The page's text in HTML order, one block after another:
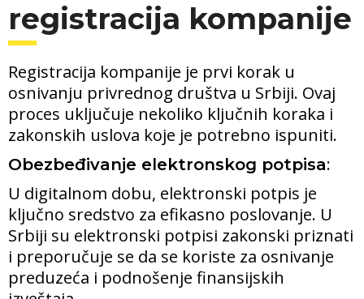
registracija kompanije
Registracija kompanije je prvi korak u
osnivanju privrednog društva u Srbiji. Ovaj
proces uključuje nekoliko ključnih koraka i
zakonskih uslova koje je potrebno ispuniti.
Obezbeđivanje elektronskog potpisa:
U digitalnom dobu, elektronski potpis je
ključno sredstvo za efikasno poslovanje. U
Srbiji su elektronski potpisi zakonski priznati
i preporučuje se da se koriste za osnivanje
preduzeća i podnošenje finansijskih